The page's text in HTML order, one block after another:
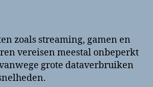
zoals streaming, gamen en
vereisen meestal onbeperkt
grote dataverbruiken